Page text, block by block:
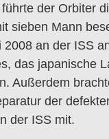
der Orbiter
sieben Mann
2008 an der ISS
das japanische
Außerdem
der
der ISS mit.